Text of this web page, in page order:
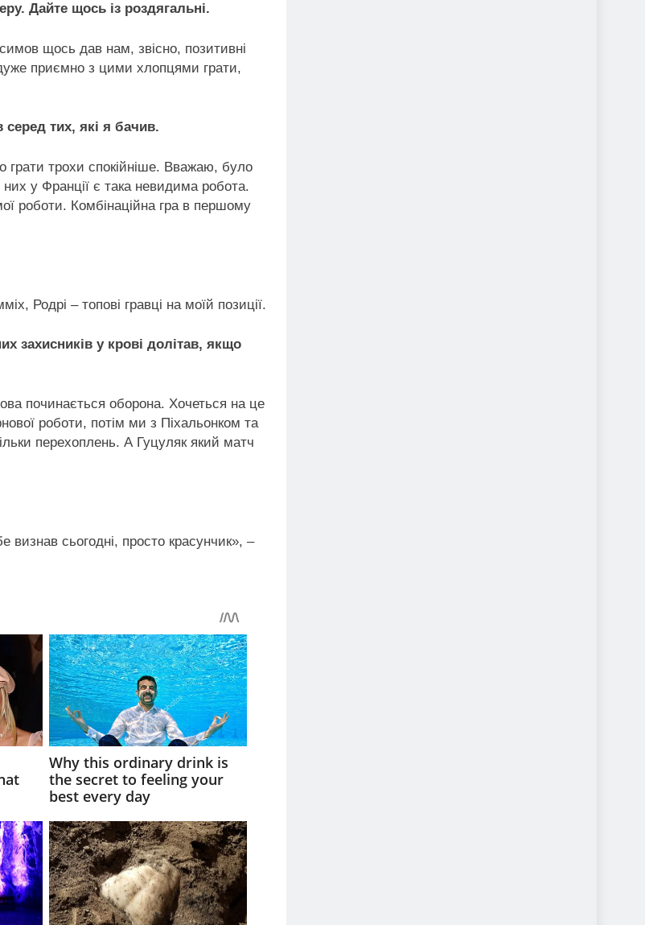
Дайте щось із роздягальні.
щось дав нам, звісно, позитивні
приємно з цими хлопцями грати,
тих, які я бачив.
грати трохи спокійніше. Вважаю, було
у Франції є така невидима робота.
роботи. Комбінаційна гра в першому
Родрі – топові гравці на моїй позиції.
захисників у крові долітав, якщо
починається оборона. Хочеться на це
роботи, потім ми з Піхальонком та
перехоплень. А Гуцуляк який матч
сьогодні, просто красунчик», –